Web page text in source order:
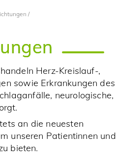
Herz-Kreislauf-,
sowie Erkrankungen des
neurologische,
an die neuesten
unseren Patientinnen und
bieten.